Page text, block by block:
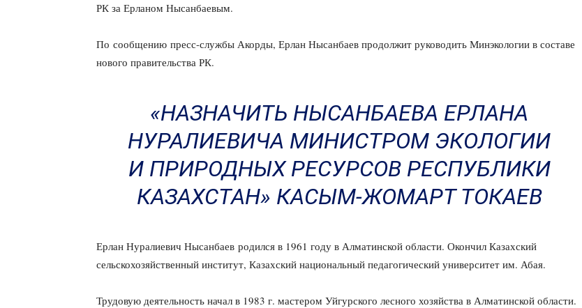
РК за Ерланом Нысанбаевым.
По сообщению пресс-службы Акорды, Ерлан Нысанбаев продолжит руководить Минэкологии в составе
нового правительства РК.
«НАЗНАЧИТЬ НЫСАНБАЕВА ЕРЛАНА
НУРАЛИЕВИЧА МИНИСТРОМ ЭКОЛОГИИ
И ПРИРОДНЫХ РЕСУРСОВ РЕСПУБЛИКИ
КАЗАХСТАН» КАСЫМ-ЖОМАРТ ТОКАЕВ
Ерлан Нуралиевич Нысанбаев родился в 1961 году в Алматинской области. Окончил Казахский
сельскохозяйственный институт, Казахский национальный педагогический университет им. Абая.
Трудовую деятельность начал в 1983 г. мастером Уйгурского лесного хозяйства в Алматинской области.